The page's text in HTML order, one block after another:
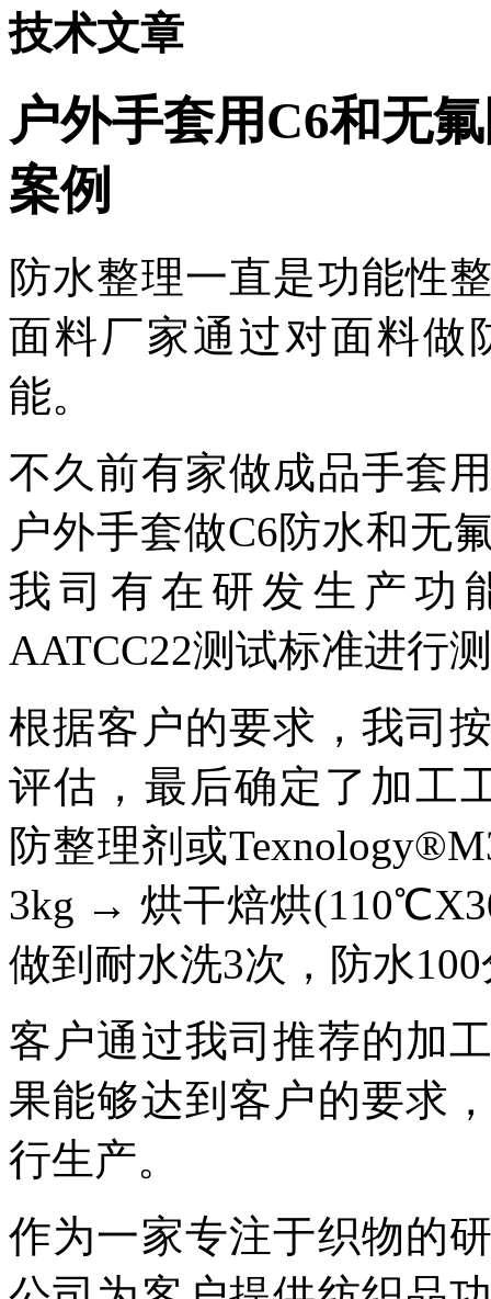
技术文章
户外手套用C6和无
案例
防水整理一直是功能性
面料厂家通过对面料做
能。
不久前有家做成品手套
户外手套做C6防水和无
我司有在研发生产功
AATCC22测试标准进行
根据客户的要求，我司
评估，最后确定了加工
防整理剂或
3kg → 烘干焙烘
做到 耐水洗3次 ， 防水
客户通过我司推荐的加
果能够达到客户的要求
行生产。
作为一家专注于织物的